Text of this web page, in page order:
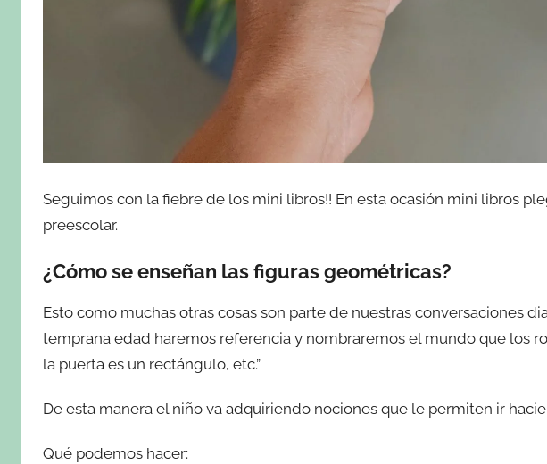
Seguimos con la fiebre de los mini libros!! En esta ocasión mini libros
preescolar.
¿Cómo se enseñan las figuras geométricas?
Esto como muchas otras cosas son parte de nuestras conversaciones
temprana edad haremos referencia y nombraremos el mundo que los
la puerta es un rectángulo, etc.”
De esta manera el niño va adquiriendo nociones que le permiten ir
Qué podemos hacer: